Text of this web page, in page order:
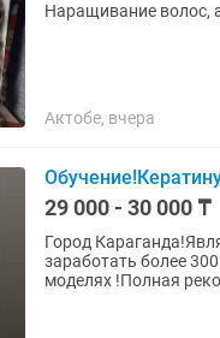
Наращивание волос,
Актобе, вчера
29 000 - 30 000 ₸
Город
заработать более
моделях !Полная